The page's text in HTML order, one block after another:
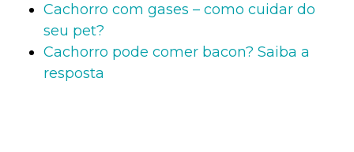
Cachorro com gases – como cuidar do
seu pet?
Cachorro pode comer bacon? Saiba a
resposta